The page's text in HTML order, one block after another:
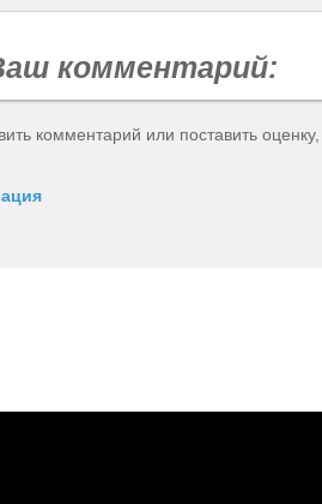
комментарий:
комментарий или поставить